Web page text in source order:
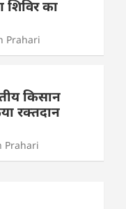
का
Prahari
किसान
रक्तदान
Prahari